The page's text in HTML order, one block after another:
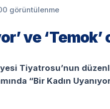
görüntülenme
ve
Tiyatrosu’nun
“Bir Kadın